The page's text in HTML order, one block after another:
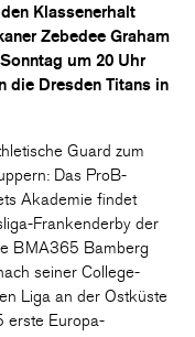
Klassenerhalt
Zebedee Graham
um 20 Uhr
die Dresden Titans in
Guard zum
Das ProB-
Akademie findet
Frankenderby der
BMA365 Bamberg
seiner College-
Liga an der Ostküste
erste Europa-